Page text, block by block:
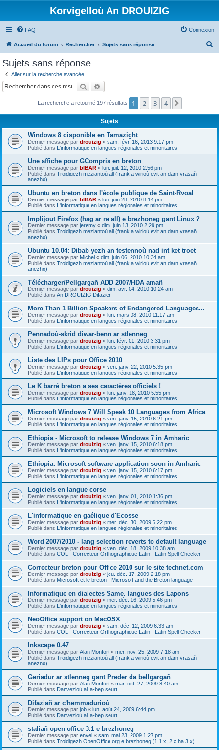
Korvigelloù An DROUIZIG
FAQ Connexion
Accueil du forum Rechercher Sujets sans réponse
c
Sujets sans réponse
Aller sur la recherche avancée
Rechercher
La recherche a retourné 197 résultats 1 2 3 4
Sujets
Windows 8 disponible en Tamazight
Dernier message par drouizig « sam. févr. 16, 2013 9:17 pm
Publié dans L'informatique en langues régionales et minoritaires
Une affiche pour GCompris en breton
Dernier message par bIBAR « lun. juil. 12, 2010 2:56 pm
Publié dans Troidigezh meziantoù all (frank a wirioù evit an darn vrasañ
anezho)
Ubuntu en breton dans l'école publique de Saint-Rvoal
Dernier message par bIBAR « lun. juin 28, 2010 8:14 pm
Publié dans L'informatique en langues régionales et minoritaires
Implijout Firefox (hag ar re all) e brezhoneg gant Linux ?
Dernier message par jeremy « dim. juin 13, 2010 2:29 pm
Publié dans Troidigezh meziantoù all (frank a wirioù evit an darn vrasañ
anezho)
Ubuntu 10.04: Dibab yezh an testennoù nad int ket troet
Dernier message par Michel « dim. juin 06, 2010 10:34 am
Publié dans Troidigezh meziantoù all (frank a wirioù evit an darn vrasañ
anezho)
Télécharger/Pellgargañ ADD 2007/HDA amañ
Dernier message par drouizig « dim. avr. 04, 2010 10:24 am
Publié dans An DROUIZIG Difazier
More Than 1 Billion Speakers of Endangered Languages...
Dernier message par drouizig « lun. mars 08, 2010 11:17 am
Publié dans L'informatique en langues régionales et minoritaires
Pennadoù-skrid diwar-benn ar stlenneg
Dernier message par drouizig « lun. févr. 01, 2010 3:31 pm
Publié dans L'informatique en langues régionales et minoritaires
Liste des LIPs pour Office 2010
Dernier message par drouizig « ven. janv. 22, 2010 5:35 pm
Publié dans L'informatique en langues régionales et minoritaires
Le K barré breton a ses caractères officiels !
Dernier message par drouizig « lun. janv. 18, 2010 5:55 pm
Publié dans L'informatique en langues régionales et minoritaires
Microsoft Windows 7 Will Speak 10 Languages from Africa
Dernier message par drouizig « ven. janv. 15, 2010 6:21 pm
Publié dans L'informatique en langues régionales et minoritaires
Ethiopia - Microsoft to release Windows 7 in Amharic
Dernier message par drouizig « ven. janv. 15, 2010 6:18 pm
Publié dans L'informatique en langues régionales et minoritaires
Ethiopia: Microsoft software application soon in Amharic
Dernier message par drouizig « ven. janv. 15, 2010 6:17 pm
Publié dans L'informatique en langues régionales et minoritaires
Logiciels en langue corse
Dernier message par drouizig « ven. janv. 01, 2010 1:36 pm
Publié dans L'informatique en langues régionales et minoritaires
L'informatique en gaélique d'Ecosse
Dernier message par drouizig « mer. déc. 30, 2009 6:22 pm
Publié dans L'informatique en langues régionales et minoritaires
Word 2007/2010 - lang selection reverts to default language
Dernier message par drouizig « ven. déc. 18, 2009 10:38 am
Publié dans COL - Correcteur Orthographique Latin - Latin Spell Checker
Correcteur breton pour Office 2010 sur le site technet.com
Dernier message par drouizig « jeu. déc. 17, 2009 2:18 pm
Publié dans Microsoft et le breton - Microsoft and the Breton language
Informatique en dialectes Same, langues des Lapons
Dernier message par drouizig « mer. déc. 16, 2009 5:46 pm
Publié dans L'informatique en langues régionales et minoritaires
NeoOffice support on MacOSX
Dernier message par drouizig « sam. déc. 12, 2009 6:33 am
Publié dans COL - Correcteur Orthographique Latin - Latin Spell Checker
Inkscape 0.47
Dernier message par Alan Monfort « mer. nov. 25, 2009 7:18 am
Publié dans Troidigezh meziantoù all (frank a wirioù evit an darn vrasañ
anezho)
Geriadur ar stlenneg gant Preder da bellgargañ
Dernier message par Alan Monfort « mar. oct. 27, 2009 8:40 am
Publié dans Danvezioù all a-bep seurt
Difaziañ ar c'hemmadurioù
Dernier message par job « lun. août 24, 2009 6:44 pm
Publié dans Danvezioù all a-bep seurt
staliañ open office 3.1 e brezhoneg
Dernier message par envel « sam. mai 23, 2009 1:27 pm
Publié dans Troidigezh OpenOffice.org e brezhoneg (1.1.x, 2.x ha 3.x)